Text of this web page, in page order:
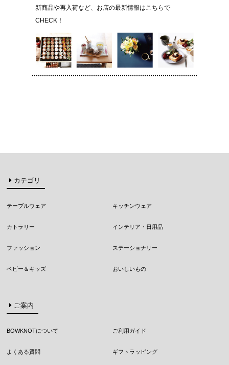
新商品や再入荷など、お店の最新情報はこちらで
CHECK！
カテゴリ
テーブルウェア キッチンウェア
カトラリー インテリア・日用品
ファッション ステーショナリー
ベビー＆キッズ おいしいもの
ご案内
BOWKNOTについて ご利用ガイド
よくある質問 ギフトラッピング